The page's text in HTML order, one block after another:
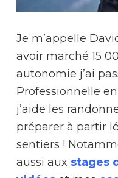
Je m’appelle
avoir marché 15
autonomie j’ai
Professionnelle
j’aide les
préparer à partir
sentiers !
aussi aux stages